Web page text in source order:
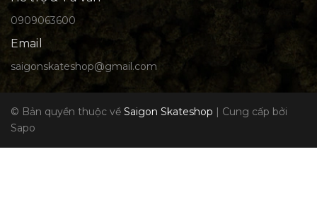
0909063600
Email
saigonskateshop@gmail.com
© Bản quyền thuộc về Saigon Skateshop | Cung cấp bởi
Sapo